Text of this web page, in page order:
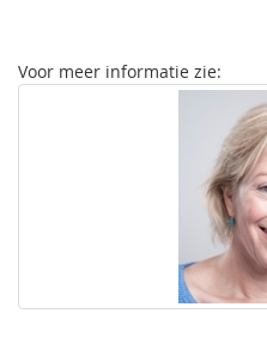
Voor meer informatie zie: